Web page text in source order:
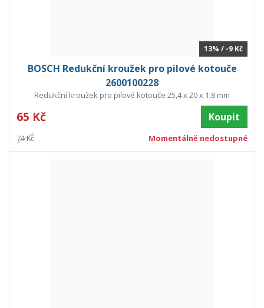
13% / -9 Kč
BOSCH Redukční kroužek pro pilové kotouče
2600100228
Redukční kroužek pro pilové kotouče 25,4 x 20 x 1,8 mm
65 Kč Koupit
74 Kč Momentálně nedostupné